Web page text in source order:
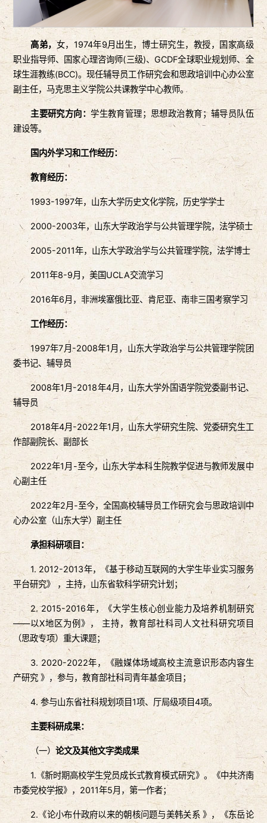
高弟，女，1974年9月出生，博士研究生，教授，国家高级
职业指导师、国家心理咨询师(三级)、GCDF全球职业规划师、全
球生涯教练(BCC)。现任辅导员工作研究会和思政培训中心办公室
副主任，马克思主义学院公共课教学中心教师。
主要研究方向：学生教育管理；思想政治教育；辅导员队伍
建设等。
国内外学习和工作经历：
教育经历：
1993-1997年，山东大学历史文化学院，历史学学士
2000-2003年，山东大学政治学与公共管理学院，法学硕士
2005-2011年，山东大学政治学与公共管理学院，法学博士
2011年8-9月，美国UCLA交流学习
2016年6月，非洲埃塞俄比亚、肯尼亚、南非三国考察学习
工作经历：
1997年7月-2008年1月，山东大学政治学与公共管理学院团
委书记、辅导员
2008年1月-2018年4月，山东大学外国语学院党委副书记、
辅导员
2018年4月-2022年1月，山东大学研究生院、党委研究生工
作部副院长、副部长
2022年1月-至今，山东大学本科生院教学促进与教师发展中
心副主任
2022年2月-至今，全国高校辅导员工作研究会与思政培训中
心办公室（山东大学）副主任
承担科研项目 ：
1. 2012-2013年，《基于移动互联网的大学生毕业实习服务
平台研究》 ，主持，山东省软科学研究计划；
2. 2015-2016年，《大学生核心创业能力及培养机制研究
——以X地区为例》， 主持，教育部社科司人文社科研究项目
（思政专项）重大课题；
3. 2020-2022年，《融媒体场域高校主流意识形态内容生
产研究 》，参与，教育部社科司青年基金项目；
4. 参与山东省社科规划项目1项、厅局级项目4项。
主要科研成果：
（一）论文及其他文字类成果
1.《新时期高校学生党员成长式教育模式研究》。《中共济南
市委党校学报》，2011年5月，第一作者；
2.《论小布什政府以来的朝核问题与美韩关系 》，《东岳论